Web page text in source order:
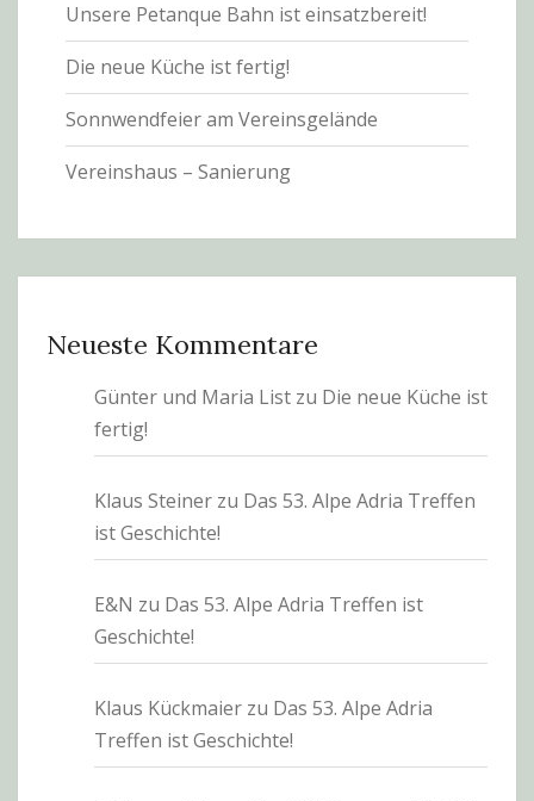
Unsere Petanque Bahn ist einsatzbereit!
Die neue Küche ist fertig!
Sonnwendfeier am Vereinsgelände
Vereinshaus – Sanierung
Neueste Kommentare
Günter und Maria List zu Die neue Küche ist
fertig!
Klaus Steiner zu Das 53. Alpe Adria Treffen
ist Geschichte!
E&N zu Das 53. Alpe Adria Treffen ist
Geschichte!
Klaus Kückmaier zu Das 53. Alpe Adria
Treffen ist Geschichte!